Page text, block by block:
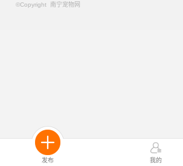
发布 我的
©Copyright 南宁宠物网